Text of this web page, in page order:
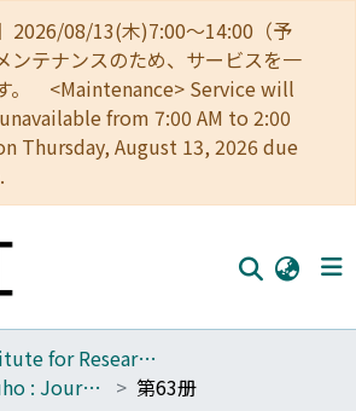
2026/08/13(木)7:00～14:00（予
ンテナンスのため、サービスを一
。 <Maintenance> Service will
from 7:00 AM to 2:00
Thursday, August 13, 2026 due
320_Institute for Research in Humanities
The Toho Gakuho : Journal of Oriental Studies, Kyoto
第63册